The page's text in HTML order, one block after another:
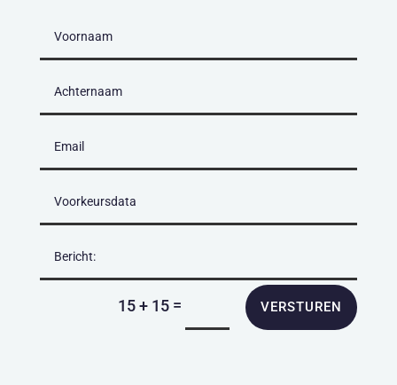
15 + 15 = VERSTUREN